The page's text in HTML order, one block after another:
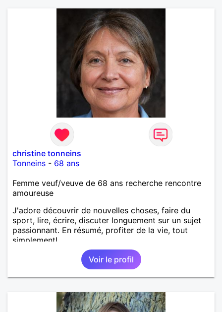
christine tonneins
Tonneins - 68 ans
Femme veuf/veuve de 68 ans recherche rencontre
amoureuse
J'adore découvrir de nouvelles choses, faire du
sport, lire, écrire, discuter longuement sur un sujet
passionnant. En résumé, profiter de la vie, tout
simplement!
Voir le profil